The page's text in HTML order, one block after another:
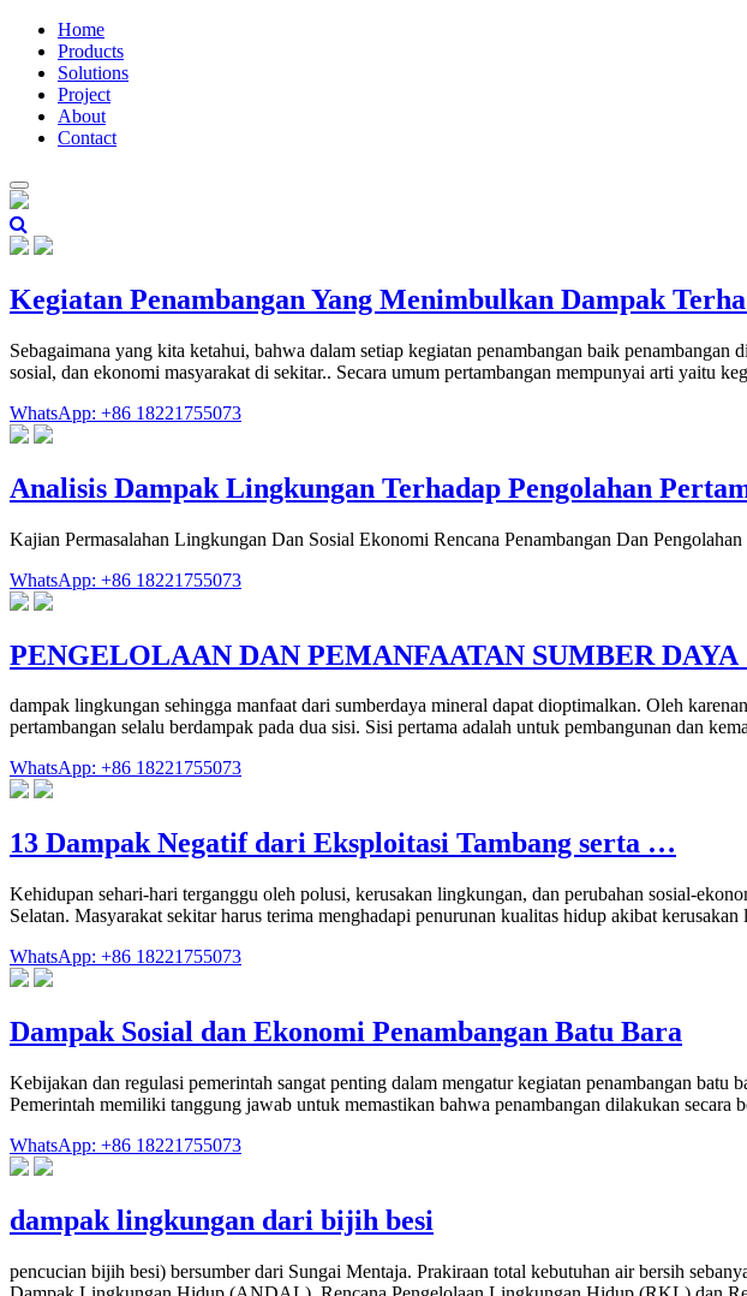
Home
Products
Solutions
Project
About
Contact
Kegiatan Penambangan Yang Menimbulkan Dampak
Sebagaimana yang kita ketahui, bahwa dalam setiap kegiatan penambangan baik
sosial, dan ekonomi masyarakat di sekitar.. Secara umum pertambangan mempunyai arti yaitu
WhatsApp: +86 18221755073
Analisis Dampak Lingkungan Terhadap Pengolahan
Kajian Permasalahan Lingkungan Dan Sosial Ekonomi Rencana Penambangan Dan
WhatsApp: +86 18221755073
PENGELOLAAN DAN PEMANFAATAN SUMBER
dampak lingkungan sehingga manfaat dari sumberdaya mineral dapat dioptimalkan. Oleh
pertambangan selalu berdampak pada dua sisi. Sisi pertama adalah untuk pembangunan dan
WhatsApp: +86 18221755073
13 Dampak Negatif dari Eksploitasi Tambang serta …
Kehidupan sehari-hari terganggu oleh polusi, kerusakan lingkungan, dan perubahan sosial-
Selatan. Masyarakat sekitar harus terima menghadapi penurunan kualitas hidup akibat
WhatsApp: +86 18221755073
Dampak Sosial dan Ekonomi Penambangan Batu Bara
Kebijakan dan regulasi pemerintah sangat penting dalam mengatur kegiatan penambangan
Pemerintah memiliki tanggung jawab untuk memastikan bahwa penambangan dilakukan secara
WhatsApp: +86 18221755073
dampak lingkungan dari bijih besi
pencucian bijih besi) bersumber dari Sungai Mentaja. Prakiraan total kebutuhan air bersih